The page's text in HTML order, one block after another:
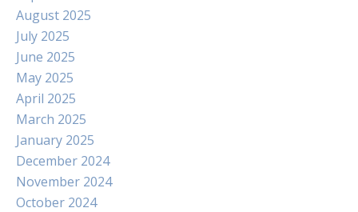
August 2025
July 2025
June 2025
May 2025
April 2025
March 2025
January 2025
December 2024
November 2024
October 2024